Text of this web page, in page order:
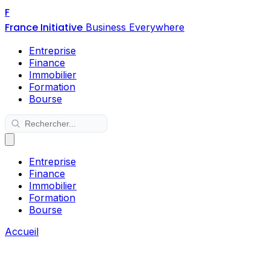
F
France Initiative Business Everywhere
Entreprise
Finance
Immobilier
Formation
Bourse
Entreprise
Finance
Immobilier
Formation
Bourse
Accueil